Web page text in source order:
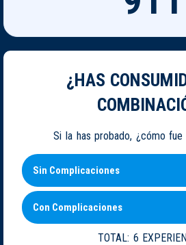
¿HAS
Si la has probado, ¿cómo
Sin Complicaciones
Con Complicaciones
TOTAL: 6